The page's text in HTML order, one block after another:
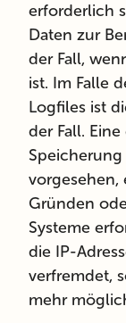
erforderlich
Daten zur
der Fall,
ist. Im Falle
Logfiles ist
der Fall.
vorgesehen,
Gründen
Systeme
die IP-
verfremdet,
mehr